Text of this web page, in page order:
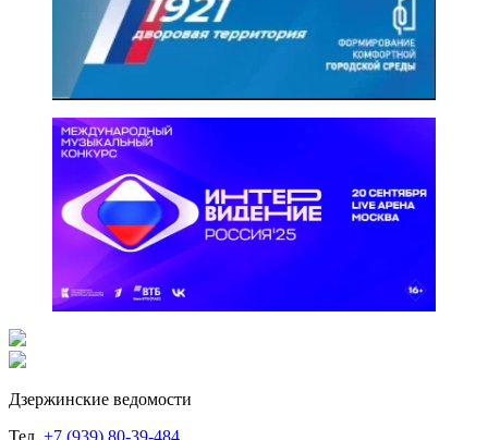
Дзержинские ведомости